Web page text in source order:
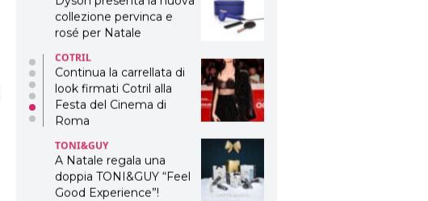
collezione pervinca e
rosé per Natale
COTRIL
Continua la carrellata di
look firmati Cotril alla
Festa del Cinema di
Roma
TONI&GUY
A Natale regala una
doppia TONI&GUY “Feel
Good Experience”!